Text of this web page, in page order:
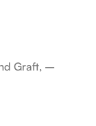
Graft, –